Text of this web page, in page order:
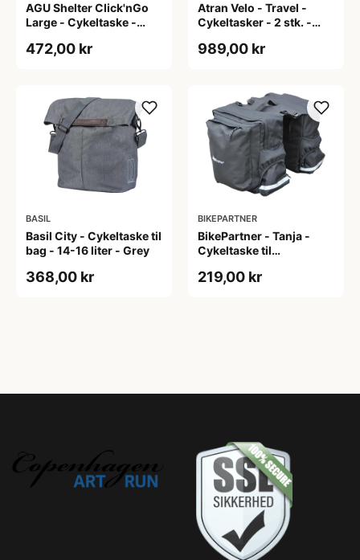
AGU Shelter Click'nGo
Large - Cykeltaske -
472,00 kr
Atran Velo - Travel -
Cykeltasker - 2 stk. -
Sort/grå
989,00 kr
BASIL
Basil City - Cykeltaske til
bag - 14-16 liter - Grey
368,00 kr
BIKEPARTNER
BikePartner - Tanja -
Cykeltaske til
delt
219,00 kr